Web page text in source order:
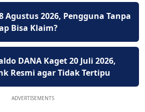
Agustus 2026, Pengguna Tanpa
Bisa Klaim?
DANA Kaget 20 Juli 2026,
Resmi agar Tidak Tertipu
ADVERTISEMENTS